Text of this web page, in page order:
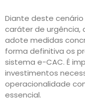
Diante deste cenário
caráter de urgência,
adote medidas
forma definitiva os
sistema e-CAC. É
investimentos
operacionalidade
essencial.